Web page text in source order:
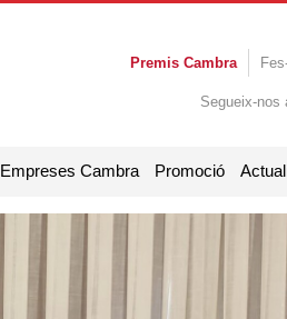
Premis Cambra
Segueix-nos
Empreses Cambra Promoció